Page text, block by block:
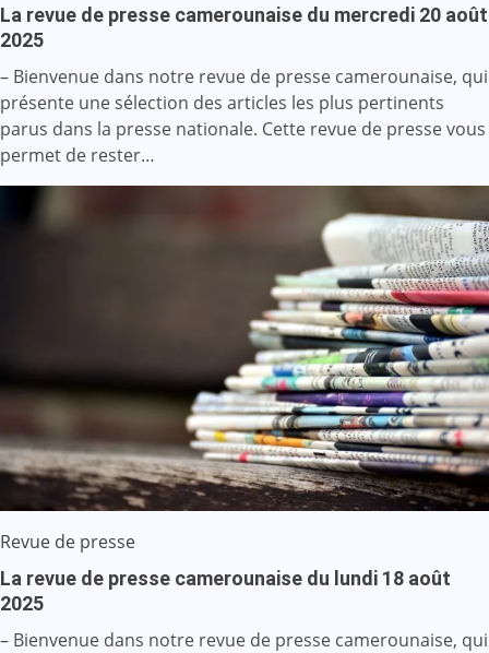
La revue de presse camerounaise du mercredi 20 août
2025
– Bienvenue dans notre revue de presse camerounaise, qui
présente une sélection des articles les plus pertinents
parus dans la presse nationale. Cette revue de presse vous
permet de rester…
Revue de presse
La revue de presse camerounaise du lundi 18 août
2025
– Bienvenue dans notre revue de presse camerounaise, qui